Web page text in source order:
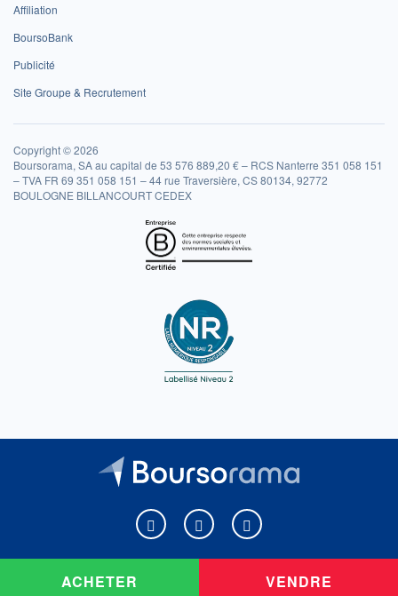
ACHETER VENDRE
Affiliation
BoursoBank
Publicité
Site Groupe & Recrutement
Copyright © 2026
Boursorama, SA au capital de 53 576 889,20 € – RCS Nanterre 351 058 151
– TVA FR 69 351 058 151 – 44 rue Traversière, CS 80134, 92772
BOULOGNE BILLANCOURT CEDEX
Boursorama sur Facebook
Boursorama sur XBoursorama sur